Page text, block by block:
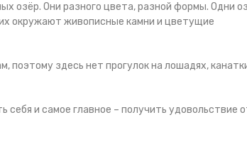
озёр. Они разного цвета, разной формы. Одни
их окружают живописные камни и цветущие
поэтому здесь нет прогулок на лошадях,
себя и самое главное – получить удовольствие